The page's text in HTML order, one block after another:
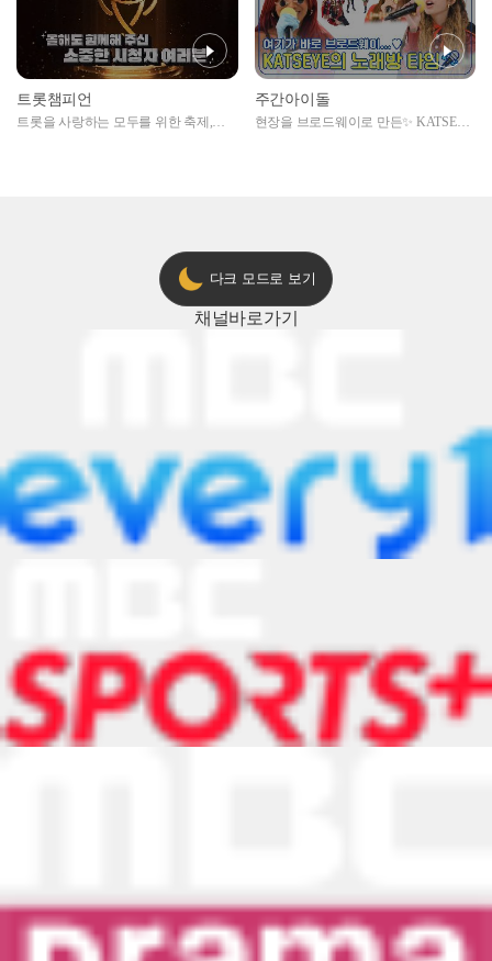
트롯챔피언
트롯을 사랑하는 모두를 위한 축제,
주간아이돌
현장을 브로드웨이로 만든✨ KATSEYE
다크 모드로 보기
채널바로가기